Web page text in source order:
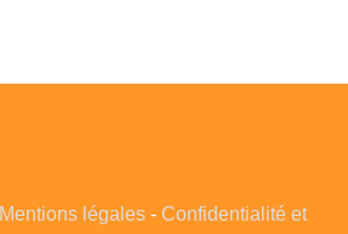
Mentions légales- Confidentialité et